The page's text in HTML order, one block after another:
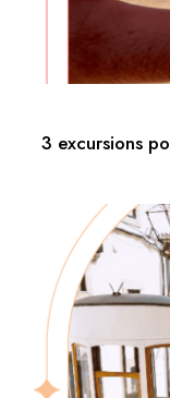
3 excursions